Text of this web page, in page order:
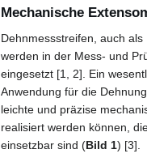
Mechanische
Dehnmessstreifen, auch
werden in der Mess- und
eingesetzt [1, 2]. Ein
Anwendung für die
leichte und präzise
realisiert werden können,
einsetzbar sind (Bild 1) [3].